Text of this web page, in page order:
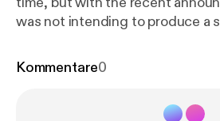
was not intending to produce a
this 2.5 hour series finale and
Kommentare0